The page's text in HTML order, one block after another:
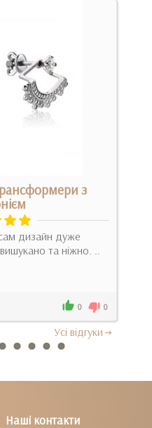
з
дизайн дуже
та ніжно. ..
0 0
Усi вiдгуки
Наші контакти